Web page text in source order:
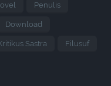
Penulis
Download
Sastra Filusuf